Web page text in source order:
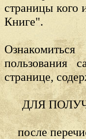
страницы кого
Книге".
пользования
странице,
ДЛЯ
после